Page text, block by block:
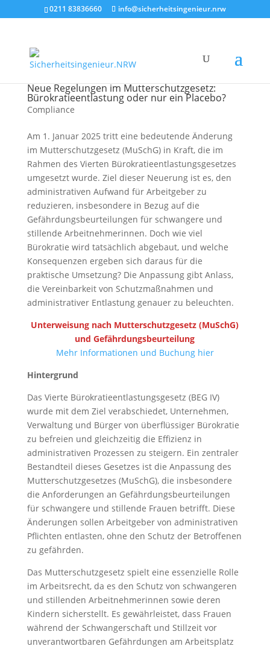
0211 83836660 info@sicherheitsingenieur.nrw
Neue Regelungen im Mutterschutzgesetz:
Bürokratieentlastung oder nur ein Placebo?
Compliance
Am 1. Januar 2025 tritt eine bedeutende Änderung
im Mutterschutzgesetz (MuSchG) in Kraft, die im
Rahmen des Vierten Bürokratieentlastungsgesetzes
umgesetzt wurde. Ziel dieser Neuerung ist es, den
administrativen Aufwand für Arbeitgeber zu
reduzieren, insbesondere in Bezug auf die
Gefährdungsbeurteilungen für schwangere und
stillende Arbeitnehmerinnen. Doch wie viel
Bürokratie wird tatsächlich abgebaut, und welche
Konsequenzen ergeben sich daraus für die
praktische Umsetzung? Die Anpassung gibt Anlass,
die Vereinbarkeit von Schutzmaßnahmen und
administrativer Entlastung genauer zu beleuchten.
Unterweisung nach Mutterschutzgesetz (MuSchG)
und Gefährdungsbeurteilung
Mehr Informationen und Buchung hier
Hintergrund
Das Vierte Bürokratieentlastungsgesetz (BEG IV)
wurde mit dem Ziel verabschiedet, Unternehmen,
Verwaltung und Bürger von überflüssiger Bürokratie
zu befreien und gleichzeitig die Effizienz in
administrativen Prozessen zu steigern. Ein zentraler
Bestandteil dieses Gesetzes ist die Anpassung des
Mutterschutzgesetzes (MuSchG), die insbesondere
die Anforderungen an Gefährdungsbeurteilungen
für schwangere und stillende Frauen betrifft. Diese
Änderungen sollen Arbeitgeber von administrativen
Pflichten entlasten, ohne den Schutz der Betroffenen
zu gefährden.
Das Mutterschutzgesetz spielt eine essenzielle Rolle
im Arbeitsrecht, da es den Schutz von schwangeren
und stillenden Arbeitnehmerinnen sowie deren
Kindern sicherstellt. Es gewährleistet, dass Frauen
während der Schwangerschaft und Stillzeit vor
unverantwortbaren Gefährdungen am Arbeitsplatz